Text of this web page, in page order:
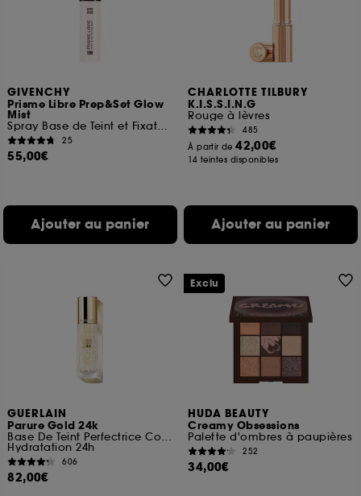
GIVENCHY
Prisme Libre Prep&Set Glow
Mist
Spray Base de Teint et Fixateur SPF45
25
55,00€
Ajouter au panier
CHARLOTTE TILBURY
K.I.S.S.I.N.G
Rouge à lèvres
485
À partir de42,00€
14 teintes disponibles
Ajouter au panier
GUERLAIN
Parure Gold 24k
Base De Teint Perfectrice Concentré D’éclat
Hydratation 24h
606
82,00€
HUDA BEAUTY
Creamy Obsessions
Palette d'ombres à paupières
252
34,00€
Exclu